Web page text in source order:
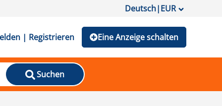
Deutsch|EUR
| Registrieren Eine Anzeige schalten
Suchen